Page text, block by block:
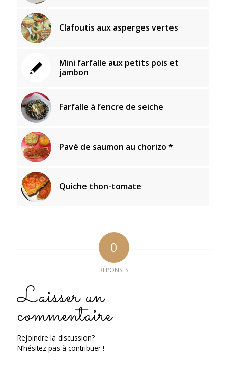
Clafoutis aux asperges vertes
Mini farfalle aux petits pois et
jambon
Farfalle à l’encre de seiche
Pavé de saumon au chorizo *
Quiche thon-tomate
0
RÉPONSES
Laisser un
commentaire
Rejoindre la discussion?
N’hésitez pas à contribuer !